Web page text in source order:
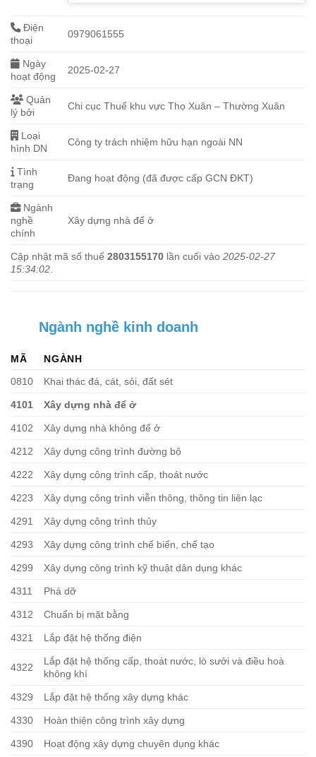
Điện
thoại
0979061555
Ngày
hoạt động
2025-02-27
Quản
lý bởi
Chi cục Thuế khu vực Thọ Xuân – Thường Xuân
Loại
hình DN
Công ty trách nhiệm hữu hạn ngoài NN
Tình
trạng
Đang hoạt động (đã được cấp GCN ĐKT)
Ngành
nghề
chính
Xây dựng nhà để ở
Cập nhật mã số thuế 2803155170 lần cuối vào 2025-02-27
15:34:02
Ngành nghề kinh doanh
MÃ
NGÀNH
0810
Khai thác đá, cát, sỏi, đất sét
4101 Xây dựng nhà để ở
4102 Xây dựng nhà không để ở
4212 Xây dựng công trình đường bộ
4222 Xây dựng công trình cấp, thoát nước
4223 Xây dựng công trình viễn thông, thông tin liên lạc
4291 Xây dựng công trình thủy
4293 Xây dựng công trình chế biến, chế tạo
4299 Xây dựng công trình kỹ thuật dân dụng khác
4311 Phá dỡ
4312 Chuẩn bị mặt bằng
4321 Lắp đặt hệ thống điện
4322
Lắp đặt hệ thống cấp, thoát nước, lò sưởi và điều hoà
không khí
4329 Lắp đặt hệ thống xây dựng khác
4330 Hoàn thiện công trình xây dựng
4390 Hoạt động xây dựng chuyên dụng khác